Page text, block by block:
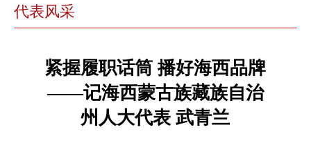
代表风采
紧握履职话筒 播好海西品牌
——记海西蒙古族藏族自治
州人大代表 武青兰